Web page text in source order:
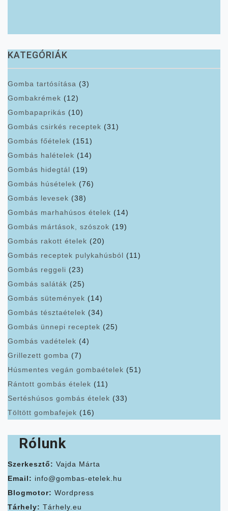
KATEGÓRIÁK
Gomba tartósítása (3)
Gombakrémek (12)
Gombapaprikás (10)
Gombás csirkés receptek (31)
Gombás főételek (151)
Gombás halételek (14)
Gombás hidegtál (19)
Gombás húsételek (76)
Gombás levesek (38)
Gombás marhahúsos ételek (14)
Gombás mártások, szószok (19)
Gombás rakott ételek (20)
Gombás receptek pulykahúsból (11)
Gombás reggeli (23)
Gombás saláták (25)
Gombás sütemények (14)
Gombás tésztaételek (34)
Gombás ünnepi receptek (25)
Gombás vadételek (4)
Grillezett gomba (7)
Húsmentes vegán gombaételek (51)
Rántott gombás ételek (11)
Sertéshúsos gombás ételek (33)
Töltött gombafejek (16)
Rólunk
Szerkesztő: Vajda Márta
Email: info@gombas-etelek.hu
Blogmotor: Wordpress
Tárhely: Tárhely.eu